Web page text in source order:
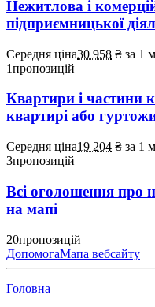
Нежитлова і
підприємницької
Середня ціна30 958 ₴ за 1
1пропозицій
Квартири і частини
квартирі або
Середня ціна19 204 ₴ за 1
3пропозицій
Всі оголошення про
на мапі
20пропозицій
ДопомогаМапа вебсайту
Головна